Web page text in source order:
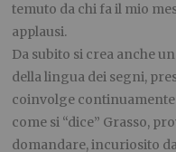
temuto da chi fa il mio
applausi.
Da subito si crea anche
della lingua dei segni,
coinvolge
come si “dice” Grasso,
domandare, incuriosito